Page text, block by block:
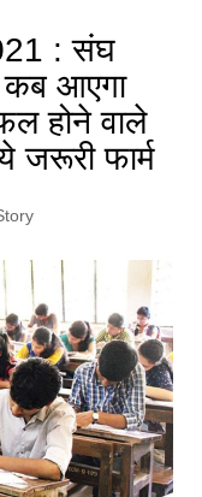
: संघ
कब आएगा
होने वाले
जरूरी फार्म